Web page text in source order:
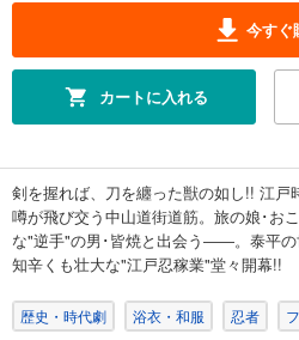
今すぐ
カートに入れる
剣を握れば、刀を纏った獣の如し!! 江
噂が飛び交う中山道街道筋。旅の娘･お
な"逆手"の男･皆焼と出会う――。泰平
知辛くも壮大な"江戸忍稼業"堂々開幕!!
歴史・時代劇 浴衣・和服 忍者